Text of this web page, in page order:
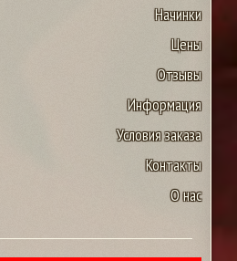
Начинки
Цены
Отзывы
Информация
Условия заказа
Контакты
О нас